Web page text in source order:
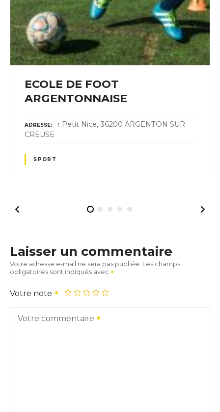
ECOLE DE FOOT
ARGENTONNAISE
ADRESSE
r Petit Nice, 36200 ARGENTON SUR
CREUSE
SPORT
Laisser un commentaire
Votre adresse e-mail ne sera pas publiée. Les champs
obligatoires sont indiqués avec
Votre note
Votre commentaire